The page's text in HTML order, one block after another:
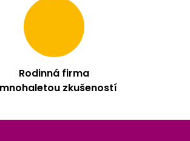
Rodinná firma
zkušeností